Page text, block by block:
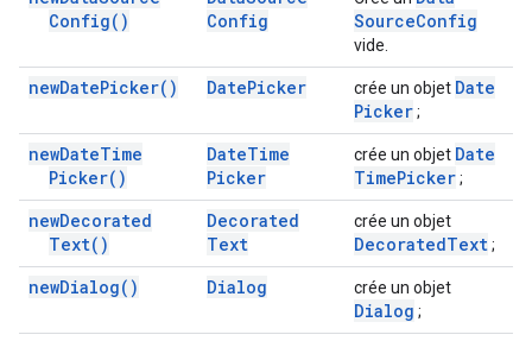
Config( )
Config
SourceConfig
vide.
newDatePicker( ) DatePicker crée un objet Date
Picker;
newDateTime
Picker( )
DateTime
Picker
crée un objet Date
TimePicker;
newDecorated
Text( )
Decorated
Text
crée un objet
DecoratedText;
newDialog( ) Dialog crée un objet
Dialog ;